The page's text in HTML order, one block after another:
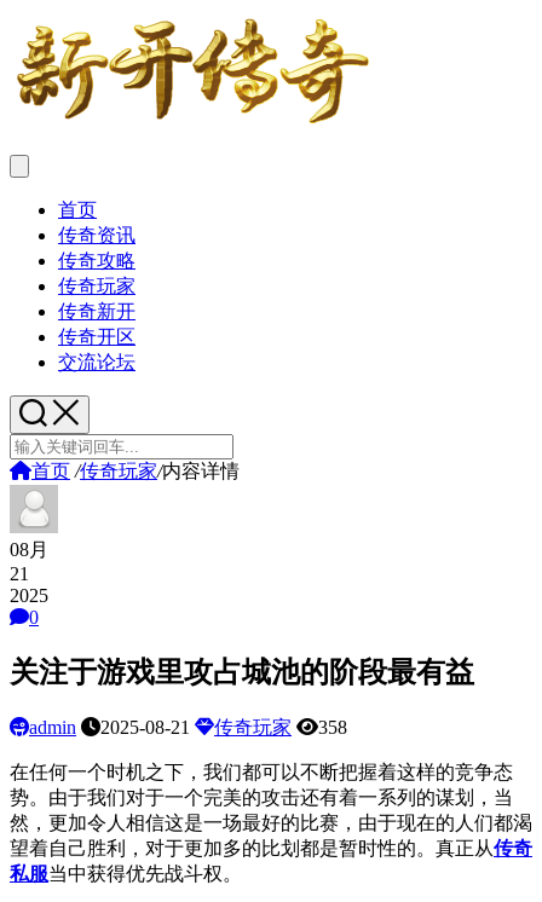
首页
传奇资讯
传奇攻略
传奇玩家
传奇新开
传奇开区
交流论坛
首页 /传奇玩家/内容详情
08月
21
2025
0
关注于游戏里攻占城池的阶段最有益
admin 2025-08-21 传奇玩家 358
在任何一个时机之下，我们都可以不断把握着这样的竞争态
势。由于我们对于一个完美的攻击还有着一系列的谋划，当
然，更加令人相信这是一场最好的比赛，由于现在的人们都渴
望着自己胜利，对于更加多的比划都是暂时性的。真正从传奇
私服当中获得优先战斗权。